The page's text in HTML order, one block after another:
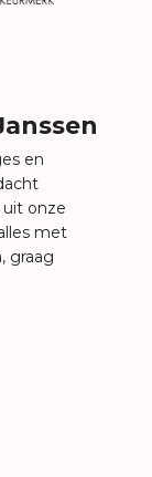
en
uit onze
met
graag